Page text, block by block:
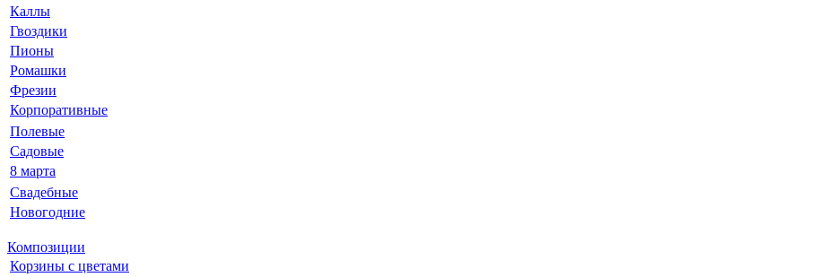
Каллы
Гвоздики
Пионы
Ромашки
Фрезии
Корпоративные
Полевые
Садовые
8 марта
Свадебные
Новогодние
Композиции
Корзины с цветами